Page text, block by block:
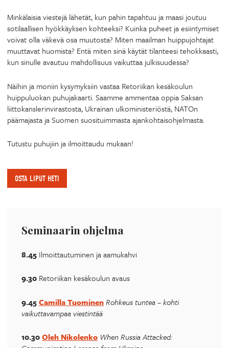
Minkälaisia viestejä lähetät, kun pahin tapahtuu ja maasi joutuu
sotilaallisen hyökkäyksen kohteeksi? Kuinka puheet ja esiintymiset
voivat olla väkevä osa muutosta? Miten maailman huippujohtajat
muuttavat huomista? Entä miten sinä käytät tilanteesi tehokkaasti,
kun sinulle avautuu mahdollisuus vaikuttaa julkisuudessa?
Näihin ja moniin kysymyksiin vastaa Retoriikan kesäkoulun
huippuluokan puhujakaarti. Saamme ammentaa oppia Saksan
liittokanslerinvirastosta, Ukrainan ulkoministeriöstä, NATOn
päämajasta ja Suomen suosituimmasta ajankohtaisohjelmasta.
Tutustu puhujiin ja ilmoittaudu mukaan!
OSTA LIPUT HETI
Seminaarin ohjelma
8.45 Ilmoittautuminen ja aamukahvi
9.30 Retoriikan kesäkoulun avaus
9.45Camilla TuominenRohkeus tuntea – kohti
vaikuttavampaa viestintää
10.30Oleh Nikolenko When Russia Attacked: